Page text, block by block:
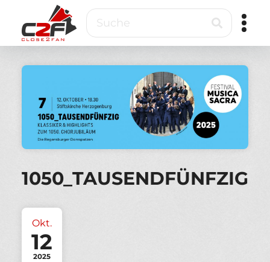
Inhalt
to
VIP
ticketing
Suche
1050_TAUSENDFÜNFZIG
Okt.
12
2025